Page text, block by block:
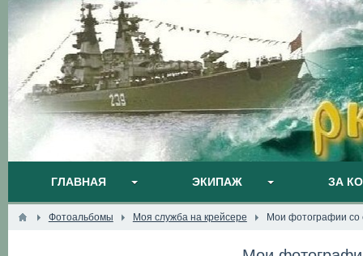
ГЛАВНАЯ ЭКИПАЖ ЗА
Фотоальбомы Моя служба на крейсере Мои фотографии со